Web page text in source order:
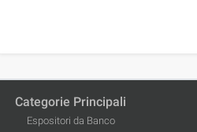
Categorie Principali
Espositori da Banco